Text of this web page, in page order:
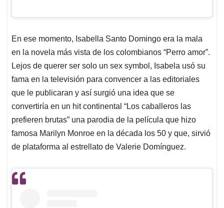
En ese momento, Isabella Santo Domingo era la mala
en la novela más vista de los colombianos “Perro amor”.
Lejos de querer ser solo un sex symbol, Isabela usó su
fama en la televisión para convencer a las editoriales
que le publicaran y así surgió una idea que se
convertiría en un hit continental “Los caballeros las
prefieren brutas” una parodia de la película que hizo
famosa Marilyn Monroe en la década los 50 y que, sirvió
de plataforma al estrellato de Valerie Domínguez.